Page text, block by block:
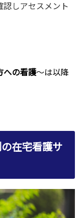
しアセスメント
への看護〜は以降
在宅看護サ